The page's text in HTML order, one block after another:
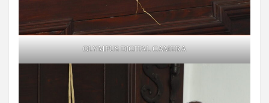
OLYMPUS DIGITAL CAMERA